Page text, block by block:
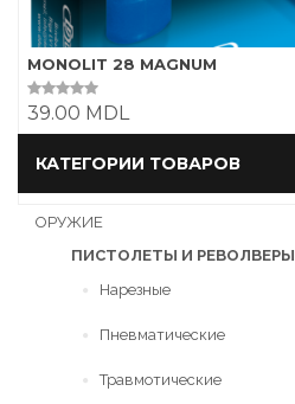
MONOLIT 28 MAGNUM
0
39.00 MDL
В корзину
КАТЕГОРИИ ТОВАРОВ
ОРУЖИЕ
ПИСТОЛЕТЫ И РЕВОЛВЕРЫ
Нарезные
Пневматические
Травмотические